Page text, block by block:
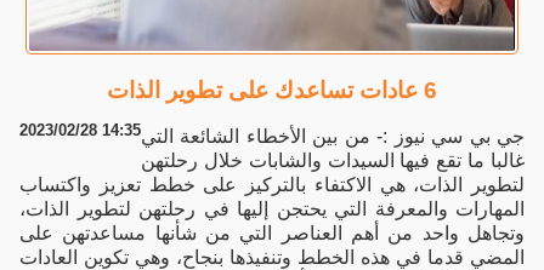
6 عادات تساعدك على تطوير الذات
2023/02/28 14:35جي بي سي نيوز :- من بين الأخطاء الشائعة التي
غالبا ما تقع فيها السيدات والشابات خلال رحلتهن
لتطوير الذات، هي الاكتفاء بالتركيز على خطط تعزيز واكتساب
المهارات والمعرفة التي يحتجن إليها في رحلتهن لتطوير الذات،
وتجاهل واحد من أهم العناصر التي من شأنها مساعدتهن على
المضي قدما في هذه الخطط وتنفيذها بنجاح، وهي تكوين العادات